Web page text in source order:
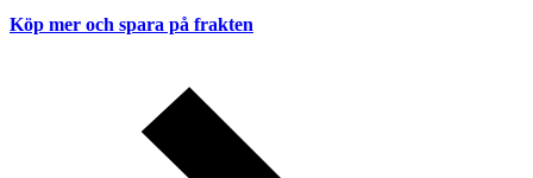
Köp mer och spara på frakten